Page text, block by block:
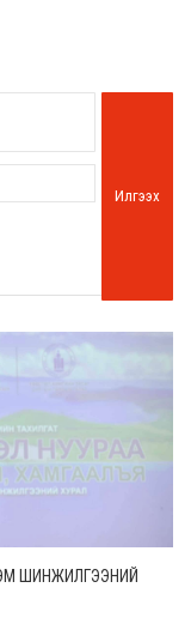
Илгээх
ШИНЖИЛГЭЭНИЙ